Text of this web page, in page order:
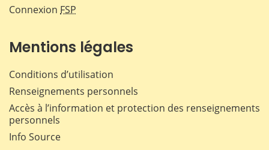
Connexion FSP
Mentions légales
Conditions d’utilisation
Renseignements personnels
Accès à l’information et protection des renseignements
personnels
Info Source